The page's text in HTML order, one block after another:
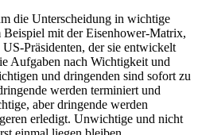
die Unterscheidung in wichtige
mit der Eisenhower-Matrix,
Präsidenten, der sie entwickelt
Aufgaben nach Wichtigkeit und
und dringenden sind sofort zu
werden terminiert und
aber dringende werden
erledigt. Unwichtige und nicht